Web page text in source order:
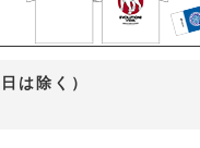
は除く）